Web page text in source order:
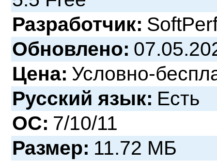
Разработчик:
Обновлено:
Цена: Условно-
Русский язык: Есть
ОС: 7/10/11
Размер: 11.72 МБ